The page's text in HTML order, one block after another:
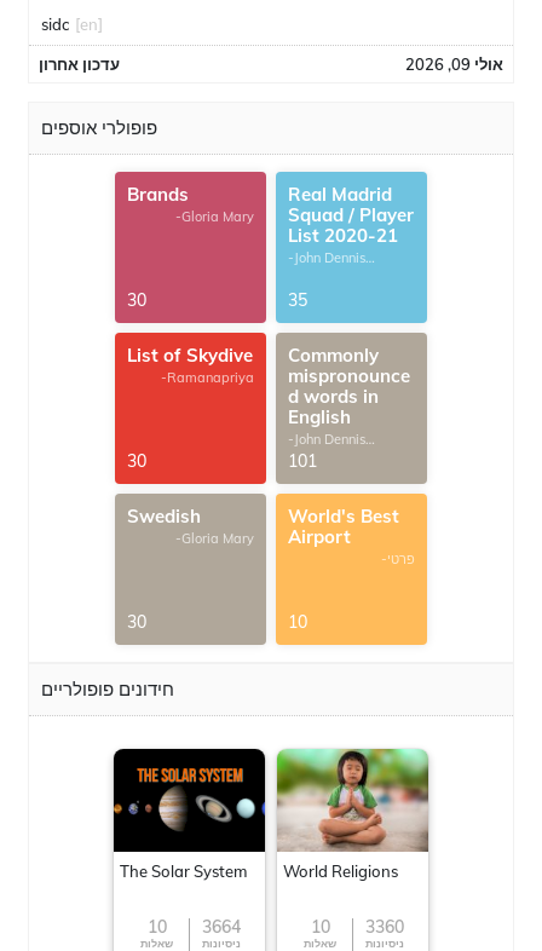
sidc [en]
עדכון אחרון אולי 09, 2026
פופולרי אוספים
Brands
-Gloria Mary
30
Real Madrid
Squad / Player
List 2020-21
-John Dennis
35
List of Skydive
-Ramanapriya
30
Commonly
mispronounce
d words in
English
-John Dennis
G.Thomas
101
Swedish
-Gloria Mary
30
World's Best
Airport
-פרטי
10
חידונים פופולריים
The Solar System
10
שאלות
3664
ניסיונות
World Religions
10
שאלות
3360
ניסיונות